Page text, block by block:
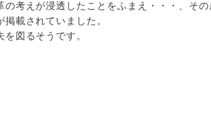
考えが浸透したことをふまえ・・・、その
載されていました。
図るそうです。